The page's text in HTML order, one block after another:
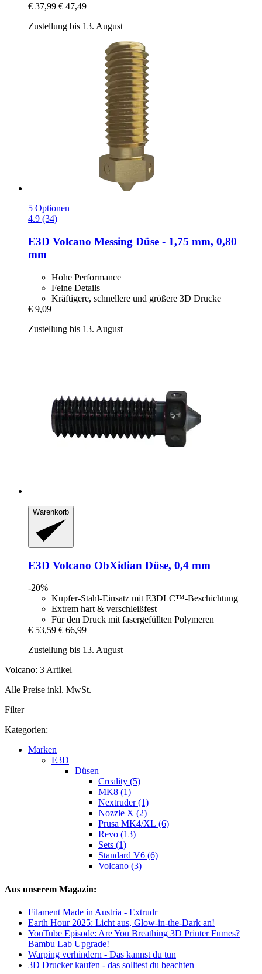
€ 37,99 € 47,49
Zustellung bis 13. August
5 Optionen
4.9 (34)
E3D Volcano Messing Düse -​ 1,75 mm, 0,80
mm
Hohe Performance
Feine Details
Kräftigere, schnellere und größere 3D Drucke
€ 9,09
Zustellung bis 13. August
Warenkorb
E3D Volcano ObXidian Düse, 0,4 mm
-20%
Kupfer-Stahl-Einsatz mit E3DLC™-Beschichtung
Extrem hart & verschleißfest
Für den Druck mit fasergefüllten Polymeren
€ 53,59 € 66,99
Zustellung bis 13. August
Volcano: 3 Artikel
Alle Preise inkl. MwSt.
Filter
Kategorien:
Marken
E3D
Düsen
Creality (5)
MK8 (1)
Nextruder (1)
Nozzle X (2)
Prusa MK4/XL (6)
Revo (13)
Sets (1)
Standard V6 (6)
Volcano (3)
Aus unserem Magazin:
Filament Made in Austria - Extrudr
Earth Hour 2025: Licht aus, Glow-in-the-Dark an!
YouTube Episode: Are You Breathing 3D Printer Fumes?
Bambu Lab Upgrade!
Warping verhindern - Das kannst du tun
3D Drucker kaufen - das solltest du beachten